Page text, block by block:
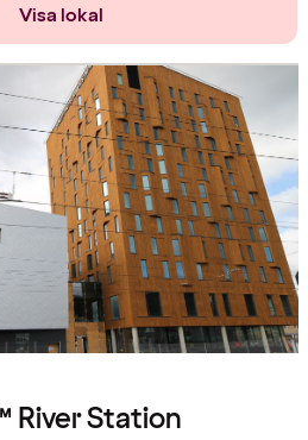
Visa lokal
River Station